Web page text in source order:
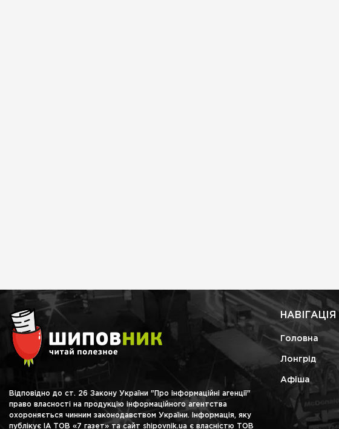
Відповідно до ст. 26 Закону України "Про інформаційні агенції"
право власності на продукцію інформаційного агентства
охороняється чинним законодавством України. Інформація, яку
публікує ІА ТОВ «7 газет» та сайт shipovnik.ua є власністю ТОВ
НАВІГАЦІЯ
Головна
Лонгрід
Афіша